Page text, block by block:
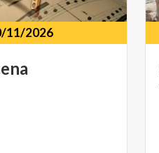
11/2026